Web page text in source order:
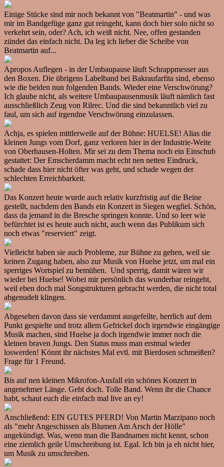
Einige Stücke sind mir noch bekannt von "Beatmartin" - und was
mir im Bandgefüge ganz gut reingeht, kann doch hier solo nicht so
verkehrt sein, oder? Ach, ich weiß nicht. Nee, offen gestanden
zündet das einfach nicht. Da leg ich lieber die Scheibe von
Beatmartin auf...
Apropos Auflegen - in der Umbaupause läuft Schrappmesser aus
den Boxen. Die übrigens Labelband bei Bakraufarfita sind, ebenso
wie die beiden nun folgenden Bands. Wieder eine Verschwörung?
Ich glaube nicht, als weitere Umbaupausenmusik läuft nämlich fast
ausschließlich Zeug von Rilrec. Und die sind bekanntlich viel zu
faul, um sich auf irgendne Verschwörung einzulassen.
Achja, es spielen mittlerweile auf der Bühne: HUELSE! Alias die
kleinen Jungs vom Dorf, ganz verloren hier in der Industrie-Weite
von Oberhausen-Holten. Mir sei zu dem Thema noch ein Einschub
gestattet: Der Emscherdamm macht echt nen netten Eindruck,
schade dass hier nicht öfter was geht, und schade wegen der
schlechten Erreichbarkeit.
Das Konzert heute wurde auch relativ kurzfristig auf die Beine
gestellt, nachdem den Bands ein Konzert in Siegen wegfiel. Schön,
dass da jemand in die Bresche springen konnte. Und so leer wie
befürchtet ist es heute auch nicht, auch wenn das Publikum sich
noch etwas "reserviert" zeigt.
Vielleicht haben sie auch Probleme, zur Bühne zu gehen, weil sie
keinen Zugang haben, also zur Musik von Huelse jetzt, um mal ein
sperriges Wortspiel zu bemühen. Und sperrig, damit wären wir
wieder bei Huelse! Wobei mir persönlich das wunderbar reingeht,
weil eben doch mal Songstrukturen gebracht werden, die nicht total
abgenudelt klingen.
Abgesehen davon dass sie verdammt ausgefeilte, herrlich auf dem
Punkt gespielte und trotz allem Gefrickel doch irgendwie eingängige
Musik machen, sind Huelse ja doch irgendwie immer noch die
kleinen braven Jungs. Den Status muss man erstmal wieder
loswerden! Könnt ihr nächstes Mal evtl. mit Bierdosen schmeißen?
Frage für 1 Freund.
Bis auf nen kleinen Mikrofon-Ausfall ein schönes Konzert in
angenehmer Länge. Geht doch. Tolle Band. Wenn ihr die Chance
habt, schaut euch die einfach mal live an ey!
Anschließend: EIN GUTES PFERD! Von Martin Marzipano noch
als "mehr Angeschissen als Blumen Am Arsch der Hölle"
angekündigt. Was, wenn man die Bandnamen nicht kennt, schon
eine ziemlich geile Umschreibung ist. Egal. Ich bin ja eh nicht hier,
um Musik zu umschreiben.